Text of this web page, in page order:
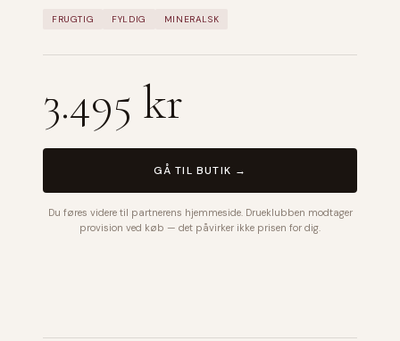
FRUGTIG FYLDIG MINERALSK
3.495 kr
GÅ TIL BUTIK →
Du føres videre til partnerens hjemmeside. Drueklubben modtager
provision ved køb — det påvirker ikke prisen for dig.